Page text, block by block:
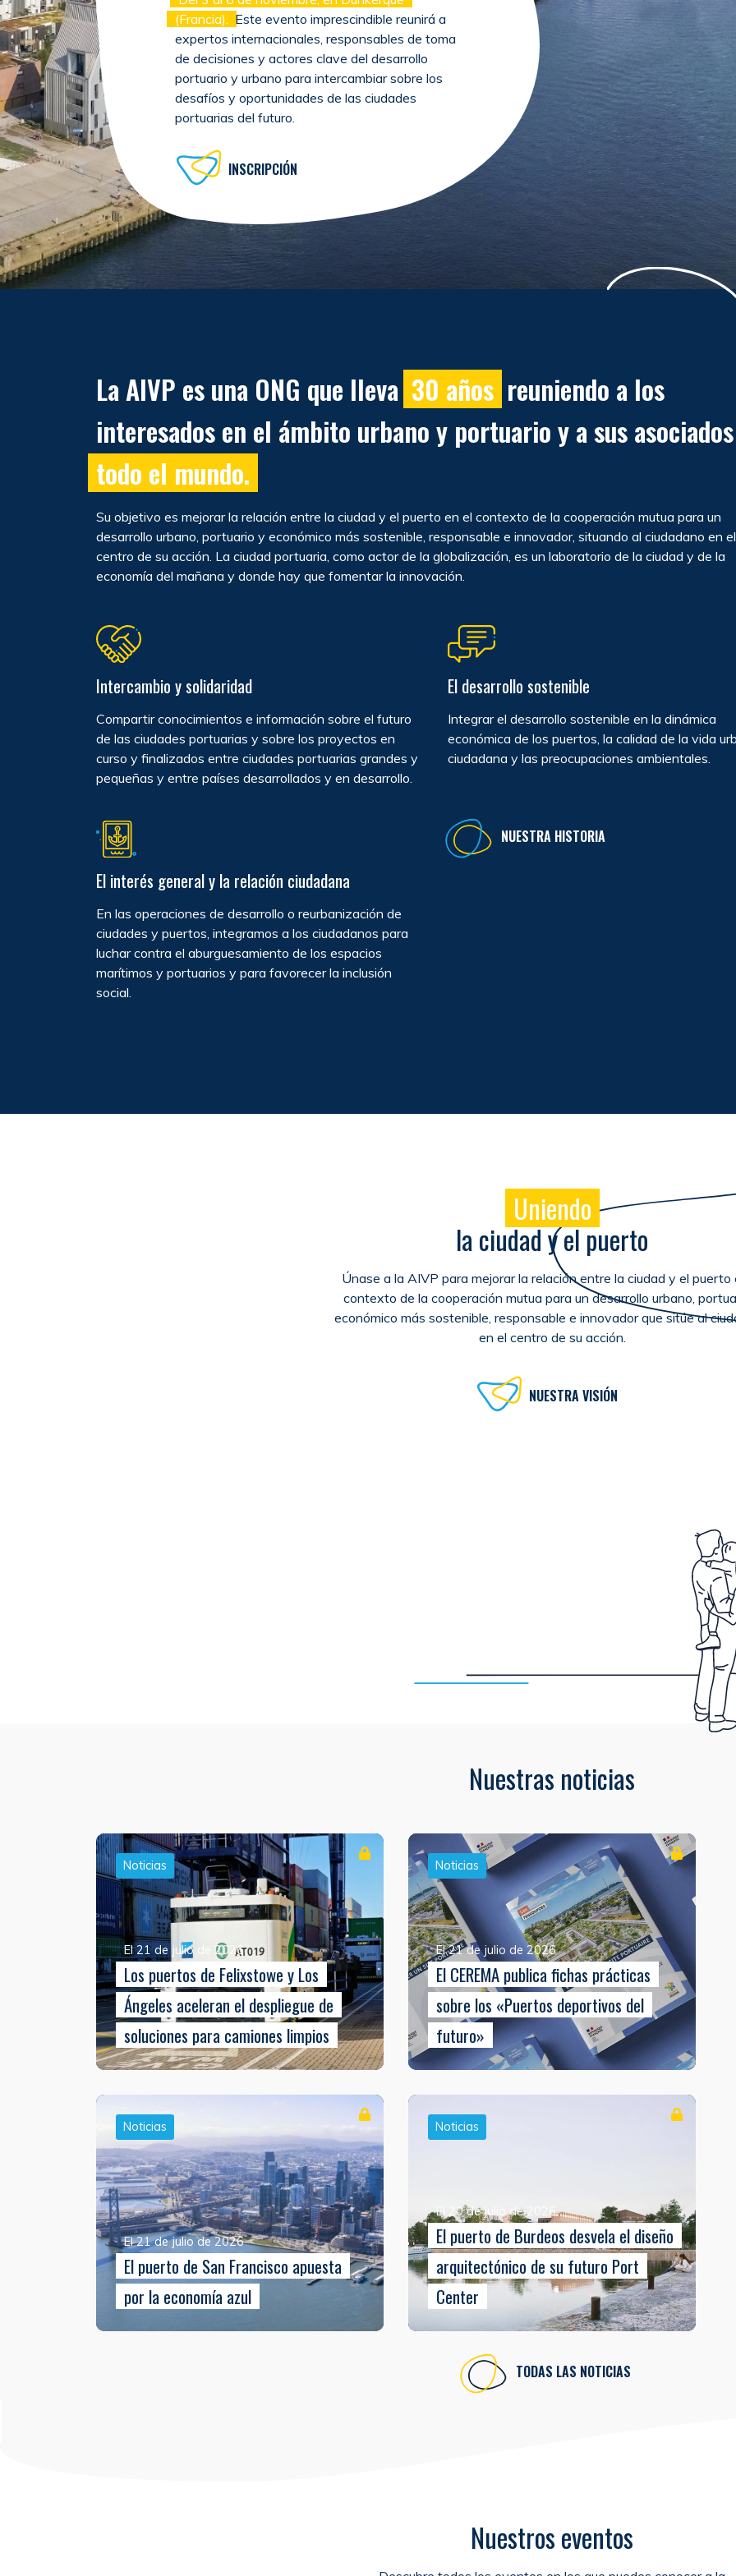
La AIVP es una ONG que lleva 30 años reuniendo a los
interesados en el ámbito urbano y portuario y a sus
todo el mundo.
Su objetivo es mejorar la relación entre la ciudad y el puerto en el contexto de la cooperación mutua para un
desarrollo urbano, portuario y económico más sostenible, responsable e innovador, situando al ciudadano en el
centro de su acción. La ciudad portuaria, como actor de la globalización, es un laboratorio de la ciudad y de la
economía del mañana y donde hay que fomentar la innovación.
Intercambio y solidaridad
Compartir conocimientos e información sobre el futuro
de las ciudades portuarias y sobre los proyectos en
curso y finalizados entre ciudades portuarias grandes y
pequeñas y entre países desarrollados y en desarrollo.
El desarrollo sostenible
Integrar el desarrollo sostenible en la dinámica
económica de los puertos, la calidad de la vida
ciudadana y las preocupaciones ambientales.
El interés general y la relación ciudadana
En las operaciones de desarrollo o reurbanización de
ciudades y puertos, integramos a los ciudadanos para
luchar contra el aburguesamiento de los espacios
marítimos y portuarios y para favorecer la inclusión
social.
NUESTRA HISTORIA
Uniendo
la ciudad y el puerto
Únase a la AIVP para mejorar la relación entre la ciudad y el puerto
contexto de la cooperación mutua para un desarrollo urbano,
económico más sostenible, responsable e innovador que sitúe al
en el centro de su acción.
NUESTRA VISIÓN
Nuestras noticias
Noticias
El 21 de julio de 2026
Los puertos de Felixstowe y Los
Ángeles aceleran el despliegue de
soluciones para camiones limpios
Noticias
El 21 de julio de 2026
El CEREMA publica fichas prácticas
sobre los «Puertos deportivos del
futuro»
Noticias
El 21 de julio de 2026
El puerto de San Francisco apuesta
por la economía azul
Noticias
El 20 de julio de 2026
El puerto de Burdeos desvela el diseño
arquitectónico de su futuro Port
Center
TODAS LAS NOTICIAS
Nuestros eventos